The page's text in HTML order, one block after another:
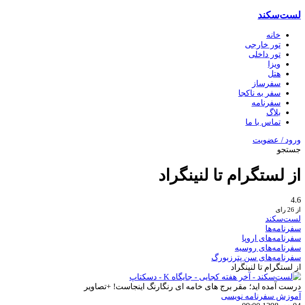
لست‌سکند
خانه
تور خارجی
تور داخلی
ویزا
هتل‌
سفرساز
سفر به ناکجا
سفرنامه
بلاگ
تماس با ما
ورود / عضویت
جستجو
از لستگرام تا لنینگراد
4.6
از 26 رای
لست‌سکند
سفرنامه‌ها
سفرنامه‌های اروپا
سفرنامه‌های روسیه
سفرنامه‌های سن پترزبورگ
از لستگرام تا لنینگراد
درست آمده اید؛ مقر برج‌ های خامه‌ ای رنگارنگ اینجاست! +تصاویر
آموزش سفرنامه‌ نویسی